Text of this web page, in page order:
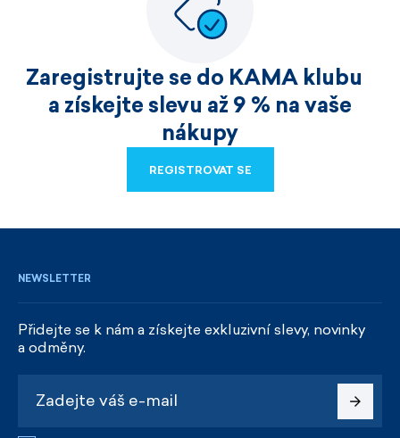
Zaregistrujte se do KAMA klubu
a získejte slevu až 9 % na vaše
nákupy
REGISTROVAT SE
NEWSLETTER
Přidejte se k nám a získejte exkluzivní slevy, novinky
a odměny.